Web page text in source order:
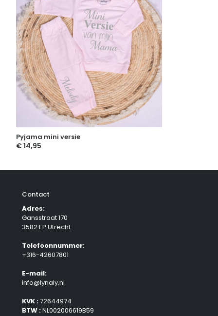
Pyjama mini versie
€14,95
Contact
Adres:
Gansstraat 170
3582 EP Utrecht
Telefoonnummer:
+316-42607801
E-mail:
info@lynaly.nl
KVK :72644974
BTW :NL002006619B59